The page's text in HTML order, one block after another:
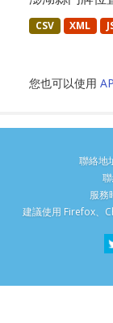
CSV XML
您也可以使用
聯絡
服
建議使用 Firefox、